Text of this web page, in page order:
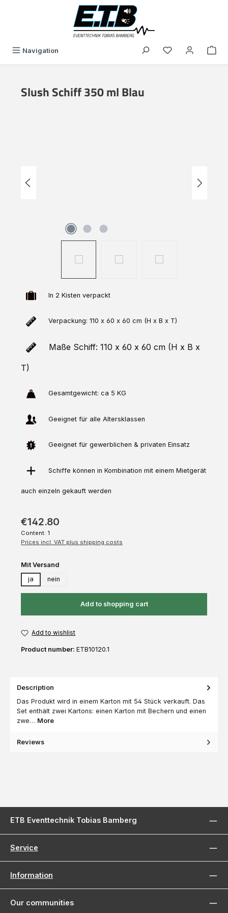
Navigation You have 0
Slush Schiff 350 ml Blau
In 2 Kisten verpackt
Verpackung: 110 x 60 x 60 cm (H x B x T)
Maße Schiff: 110 x 60 x 60 cm (H x B x
T)
Gesamtgewicht: ca 5 KG
Geeignet für alle Altersklassen
Geeignet für gewerblichen & privaten Einsatz
Schiffe können in Kombination mit einem Mietgerät
auch einzeln gekauft werden
€142.80
Content: 1
Prices incl. VAT plus shipping costs
Select
Mit Versand
ja
nein
Add to shopping cart
Add to wishlist
Product number: ETB10120.1
Description
Das Produkt wird in einem Karton mit 54 Stück verkauft. Das
Set enthält zwei Kartons: einen Karton mit Bechern und einen
zwe… More
Reviews
ETB Eventtechnik Tobias Bamberg
Service
Information
Our communities